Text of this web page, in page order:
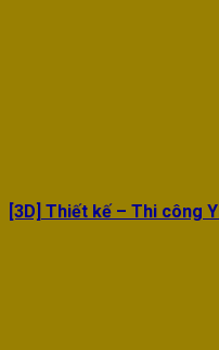
[3D] Thiết kế – Thi công